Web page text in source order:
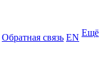
Обратная связь EN Ещё